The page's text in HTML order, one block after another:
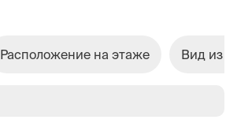
Расположение на этаже Вид из